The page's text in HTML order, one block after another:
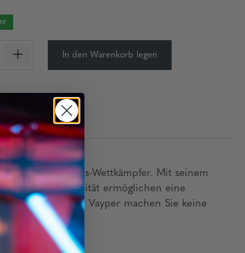
+ In den Warenkorb legen
eSports-Wettkämpfer. Mit seinem
Flexibilität ermöglichen eine
Mit der Vayper machen Sie keine